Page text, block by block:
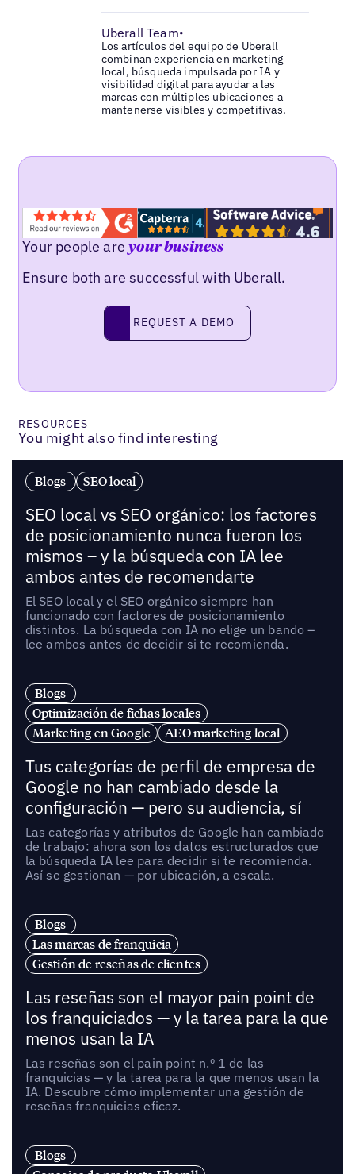
Uberall Team•
Los artículos del equipo de Uberall
combinan experiencia en marketing
local, búsqueda impulsada por IA y
visibilidad digital para ayudar a las
marcas con múltiples ubicaciones a
mantenerse visibles y competitivas.
Your people areyour business
Ensure both are successful with Uberall.
Request a demo
REQUEST A DEMO
RESOURCES
You might also find interesting
Blogs SEO local
SEO local vs SEO orgánico: los factores
de posicionamiento nunca fueron los
mismos – y la búsqueda con IA lee
ambos antes de recomendarte
El SEO local y el SEO orgánico siempre han
funcionado con factores de posicionamiento
distintos. La búsqueda con IA no elige un bando –
lee ambos antes de decidir si te recomienda.
Blogs
Optimización de fichas locales
Marketing en Google
AEO marketing local
Tus categorías de perfil de empresa de
Google no han cambiado desde la
configuración — pero su audiencia, sí
Las categorías y atributos de Google han cambiado
de trabajo: ahora son los datos estructurados que
la búsqueda IA lee para decidir si te recomienda.
Así se gestionan — por ubicación, a escala.
Blogs
Las marcas de franquicia
Gestión de reseñas de clientes
Las reseñas son el mayor pain point de
los franquiciados — y la tarea para la que
menos usan la IA
Las reseñas son el pain point n.º 1 de las
franquicias — y la tarea para la que menos usan la
IA. Descubre cómo implementar una gestión de
reseñas franquicias eficaz.
Blogs